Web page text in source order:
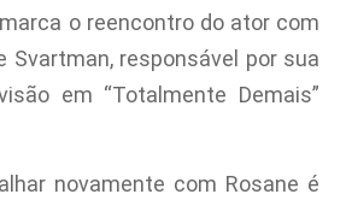
o reencontro do ator com
Svartman, responsável por sua
em “Totalmente Demais”
novamente com Rosane é